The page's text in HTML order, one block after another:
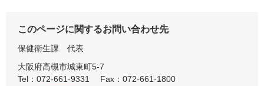
このページに関するお問い合わせ先
保健衛生課
代表
大阪府高槻市城東町5-7
Tel：072-661-9331
Fax：072-661-1800